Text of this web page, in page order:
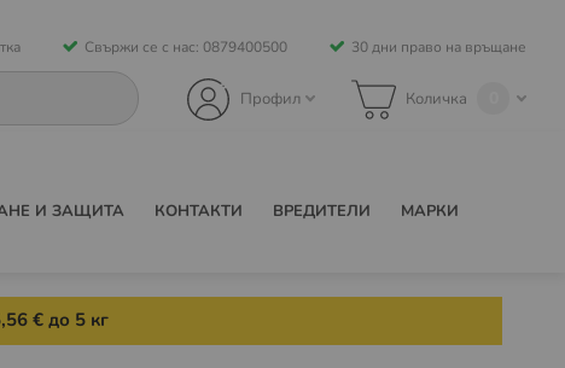
Свържи се с нас: 0879400500 30 дни право на връщане
Количка
Профил
И ЗАЩИТА КОНТАКТИ ВРЕДИТЕЛИ МАРКИ
€ до 5 кг